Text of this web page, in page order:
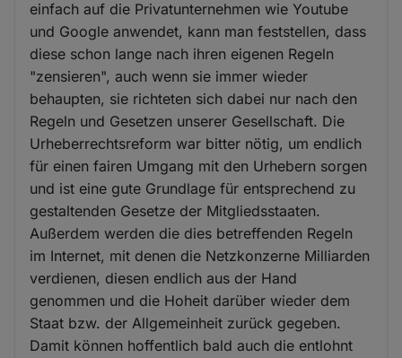
einfach auf die Privatunternehmen wie Youtube
und Google anwendet, kann man feststellen, dass
diese schon lange nach ihren eigenen Regeln
"zensieren", auch wenn sie immer wieder
behaupten, sie richteten sich dabei nur nach den
Regeln und Gesetzen unserer Gesellschaft. Die
Urheberrechtsreform war bitter nötig, um endlich
für einen fairen Umgang mit den Urhebern sorgen
und ist eine gute Grundlage für entsprechend zu
gestaltenden Gesetze der Mitgliedsstaaten.
Außerdem werden die dies betreffenden Regeln
im Internet, mit denen die Netzkonzerne Milliarden
verdienen, diesen endlich aus der Hand
genommen und die Hoheit darüber wieder dem
Staat bzw. der Allgemeinheit zurück gegeben.
Damit können hoffentlich bald auch die entlohnt